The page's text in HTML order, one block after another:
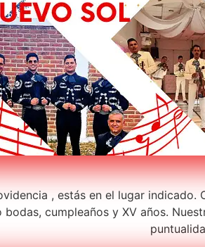
, estás en el lugar
cumpleaños y XV años.